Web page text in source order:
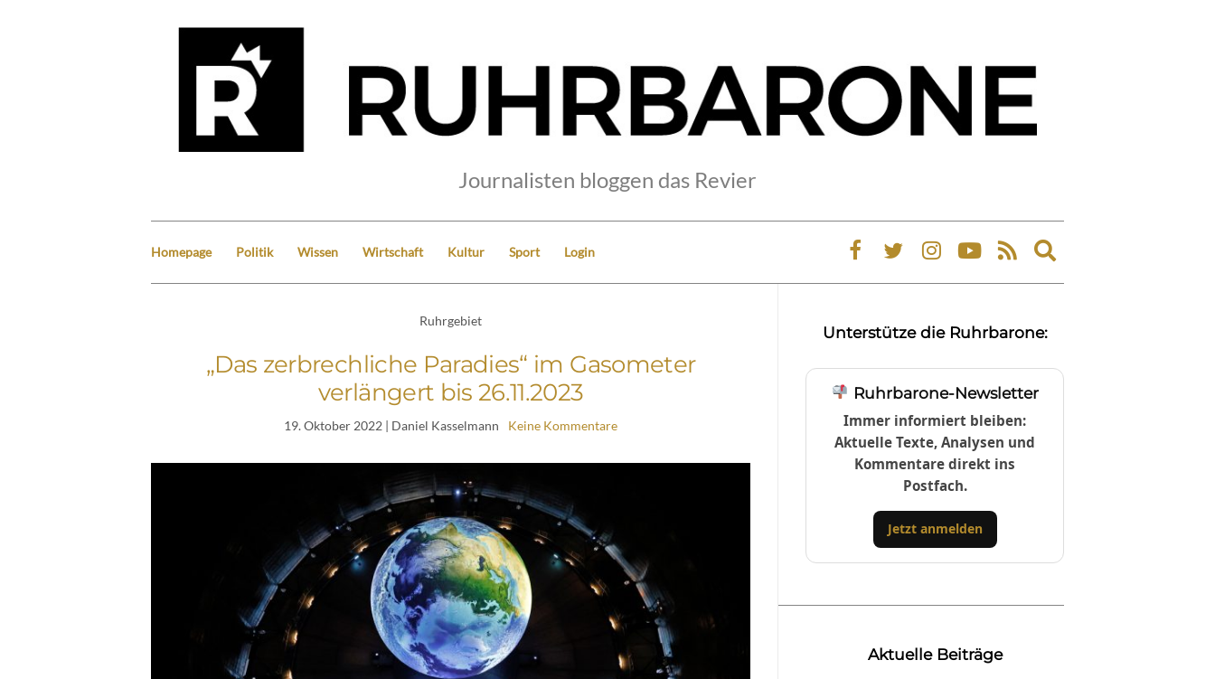
Journalisten bloggen das Revier
Homepage Politik Wissen Wirtschaft Kultur Sport Login
Expand
search
Ruhrgebiet
„Das zerbrechliche Paradies“ im Gasometer
verlängert bis 26.11.2023
19. Oktober 2022 | Daniel Kasselmann Keine Kommentare
Unterstütze die Ruhrbarone:
Ruhrbarone-Newsletter
Immer informiert bleiben:
Aktuelle Texte, Analysen und
Kommentare direkt ins
Postfach.
Jetzt anmelden
Aktuelle Beiträge